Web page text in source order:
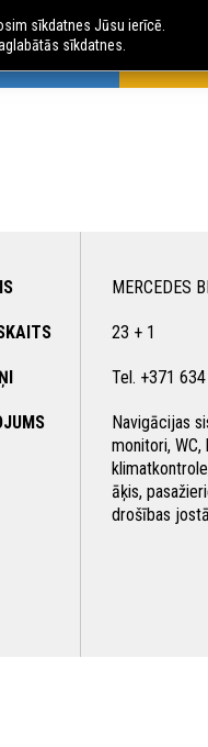
MERCEDES
23 + 1
Tel. +371
Navigācijas
monitori,
āķis,
drošības
sīkdatnes Jūsu ierīcē.
sīkdatnes.